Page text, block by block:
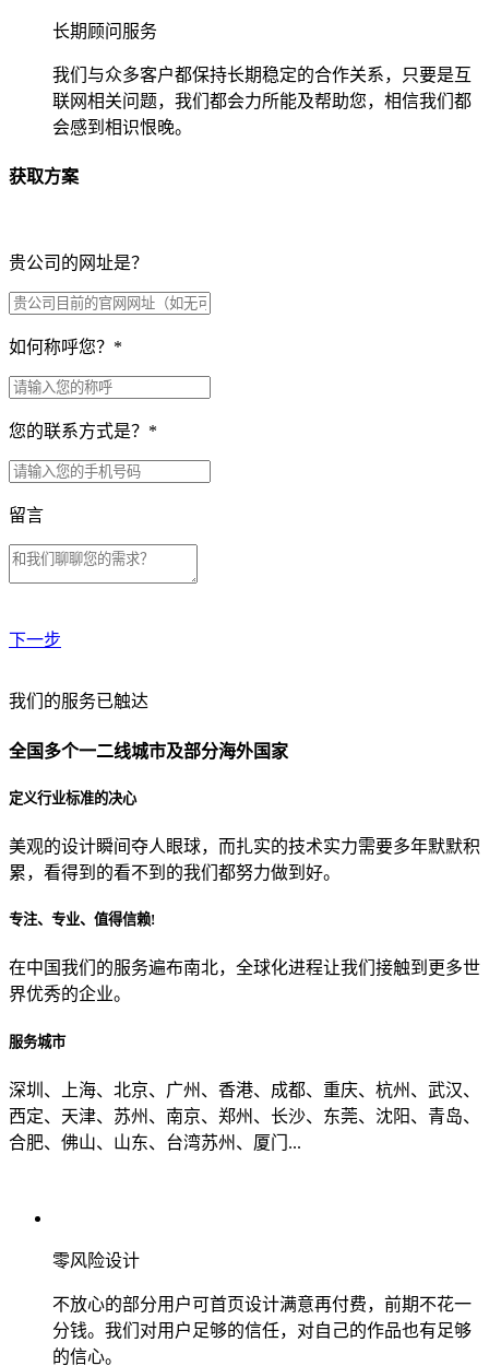
长期顾问服务
我们与众多客户都保持长期稳定的合作关系，只要是互
联网相关问题，我们都会力所能及帮助您，相信我们都
会感到相识恨晚。
获取方案
贵公司的网址是？
如何称呼您？ *
您的联系方式是？ *
留言
下一步
贵公司预算范围是？
贵公司的团队规模是？
目前主要的营销渠道是？
我们的服务已触达
全国多个一二线城市及部分海外国家
定义行业标准的决心
美观的设计瞬间夺人眼球，而扎实的技术实力需要多年默默积
累，看得到的看不到的我们都努力做到好。
专注、专业、值得信赖!
在中国我们的服务遍布南北，全球化进程让我们接触到更多世
界优秀的企业。
服务城市
深圳、上海、北京、广州、香港、成都、重庆、杭州、武汉、
西定、天津、苏州、南京、郑州、长沙、东莞、沈阳、青岛、
合肥、佛山、山东、台湾苏州、厦门...
零风险设计
不放心的部分用户可首页设计满意再付费，前期不花一
分钱。我们对用户足够的信任，对自己的作品也有足够
的信心。